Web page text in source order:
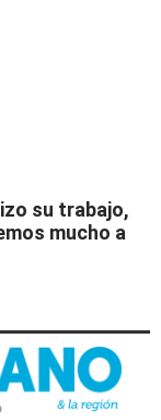
su trabajo,
mucho a